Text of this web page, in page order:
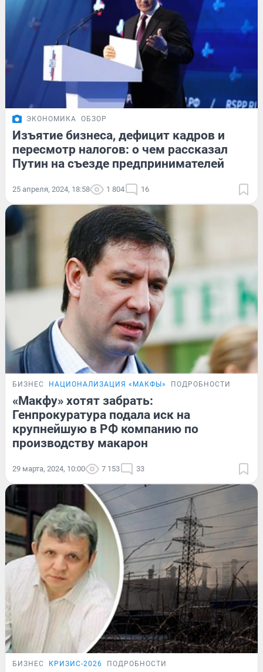
ЭКОНОМИКА ОБЗОР
Изъятие бизнеса, дефицит кадров и
пересмотр налогов: о чем рассказал
Путин на съезде предпринимателей
25 апреля, 2024, 18:58 1 804 16
БИЗНЕС НАЦИОНАЛИЗАЦИЯ «МАКФЫ» ПОДРОБНОСТИ
«Макфу» хотят забрать:
Генпрокуратура подала иск на
крупнейшую в РФ компанию по
производству макарон
29 марта, 2024, 10:00 7 153 33
БИЗНЕС КРИЗИС-2026 ПОДРОБНОСТИ